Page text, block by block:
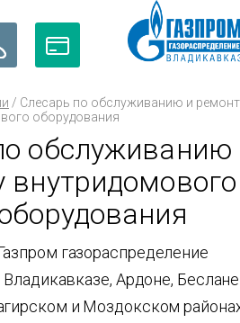
/ Слесарь по обслуживанию и
оборудования
обслуживанию
внутридомового
газораспределение
Владикавказе, Ардоне,
и Моздокском